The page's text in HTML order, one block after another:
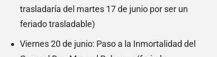
trasladaría del martes 17 de junio por ser un
feriado trasladable)
Viernes 20 de junio: Paso a la Inmortalidad del